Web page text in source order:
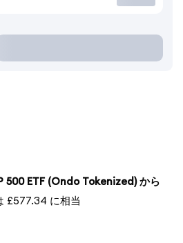
500 ETF (Ondo Tokenized) から
£577.34 に相当